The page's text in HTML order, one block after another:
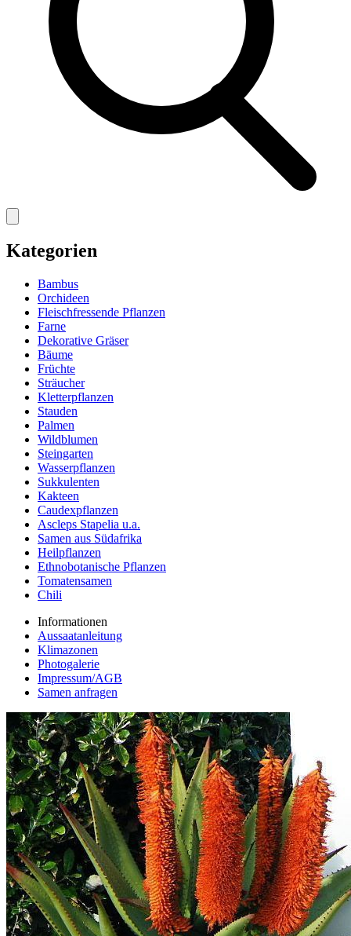
Kategorien
Bambus
Orchideen
Fleischfressende Pflanzen
Farne
Dekorative Gräser
Bäume
Früchte
Sträucher
Kletterpflanzen
Stauden
Palmen
Wildblumen
Steingarten
Wasserpflanzen
Sukkulenten
Kakteen
Caudexpflanzen
Ascleps Stapelia u.a.
Samen aus Südafrika
Heilpflanzen
Ethnobotanische Pflanzen
Tomatensamen
Chili
Informationen
Aussaatanleitung
Klimazonen
Photogalerie
Impressum/AGB
Samen anfragen